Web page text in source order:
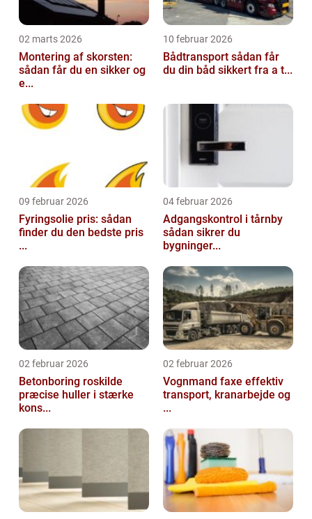
02 marts 2026
Montering af skorsten:
sådan får du en sikker og
e...
10 februar 2026
Bådtransport sådan får
du din båd sikkert fra a t...
09 februar 2026
Fyringsolie pris: sådan
finder du den bedste pris
...
04 februar 2026
Adgangskontrol i tårnby
sådan sikrer du
bygninger...
02 februar 2026
Betonboring roskilde
præcise huller i stærke
kons...
02 februar 2026
Vognmand faxe effektiv
transport, kranarbejde og
...